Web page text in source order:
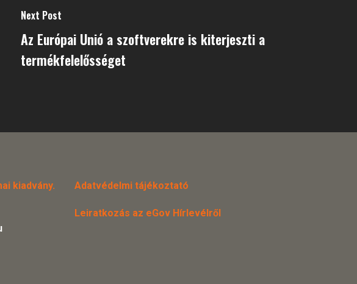
Next Post
Az Európai Unió a szoftverekre is kiterjeszti a
termékfelelősséget
kiadvány.
Adatvédelmi tájékoztató
Leiratkozás az eGov Hírlevélről